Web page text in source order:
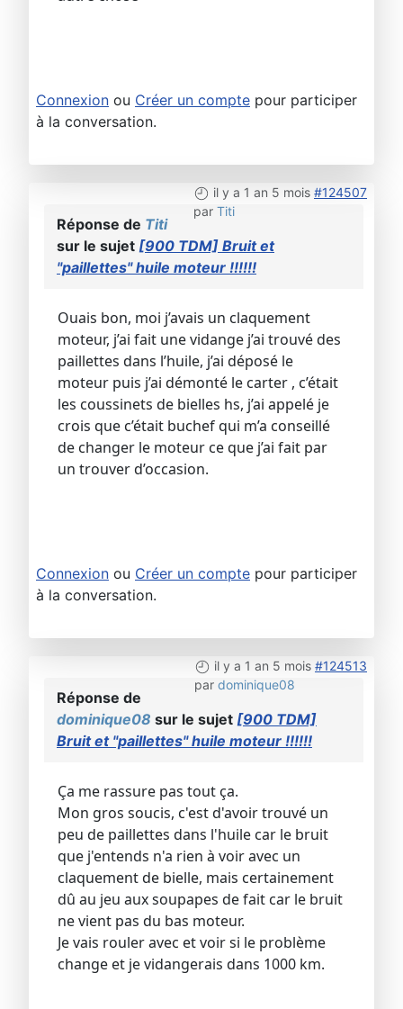
Connexion ou Créer un compte pour participer
à la conversation.
il y a 1 an 5 mois #124507
par Titi
Réponse de Titi
sur le sujet [900 TDM] Bruit et
"paillettes" huile moteur !!!!!!
Ouais bon, moi j’avais un claquement
moteur, j’ai fait une vidange j’ai trouvé des
paillettes dans l’huile, j’ai déposé le
moteur puis j’ai démonté le carter , c’était
les coussinets de bielles hs, j’ai appelé je
crois que c’était buchef qui m’a conseillé
de changer le moteur ce que j’ai fait par
un trouver d’occasion.
Connexion ou Créer un compte pour participer
à la conversation.
il y a 1 an 5 mois #124513
par dominique08
Réponse de
dominique08 sur le sujet [900 TDM]
Bruit et "paillettes" huile moteur !!!!!!
Ça me rassure pas tout ça.
Mon gros soucis, c'est d'avoir trouvé un
peu de paillettes dans l'huile car le bruit
que j'entends n'a rien à voir avec un
claquement de bielle, mais certainement
dû au jeu aux soupapes de fait car le bruit
ne vient pas du bas moteur.
Je vais rouler avec et voir si le problème
change et je vidangerais dans 1000 km.